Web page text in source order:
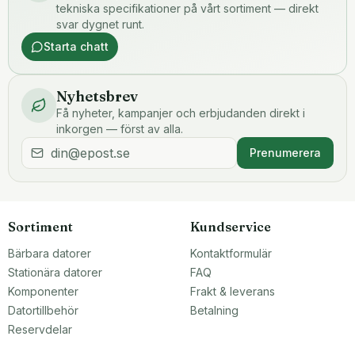
tekniska specifikationer på vårt sortiment — direkt
svar dygnet runt.
Starta chatt
Nyhetsbrev
Få nyheter, kampanjer och erbjudanden direkt i
inkorgen — först av alla.
Prenumerera
Sortiment
Bärbara datorer
Stationära datorer
Komponenter
Datortillbehör
Reservdelar
Kundservice
Kontaktformulär
FAQ
Frakt & leverans
Betalning